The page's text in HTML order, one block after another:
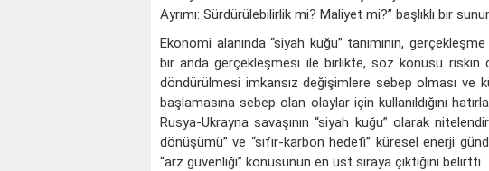
Ayrımı: Sürdürülebilirlik mi? Maliyet mi?” başlıklı bir
Ekonomi alanında “siyah kuğu” tanımının,
bir anda gerçekleşmesi ile birlikte, söz konusu
döndürülmesi imkansız değişimlere sebep olması
başlamasına sebep olan olaylar için kullanıldığını
Rusya-Ukrayna savaşının “siyah kuğu” olarak
dönüşümü” ve “sıfır-karbon hedefi” küresel enerji
“arz güvenliği” konusunun en üst sıraya çıktığını belirtti.